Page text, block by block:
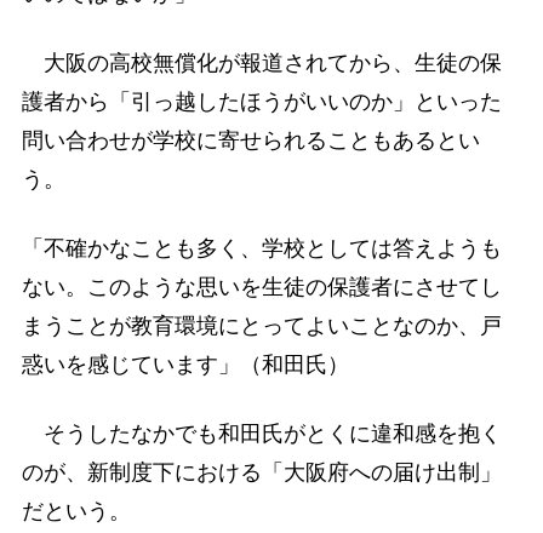
大阪の高校無償化が報道されてから、生徒の保
護者から「引っ越したほうがいいのか」といった
問い合わせが学校に寄せられることもあるとい
う。
「不確かなことも多く、学校としては答えようも
ない。このような思いを生徒の保護者にさせてし
まうことが教育環境にとってよいことなのか、戸
惑いを感じています」（和田氏）
そうしたなかでも和田氏がとくに違和感を抱く
のが、新制度下における「大阪府への届け出制」
だという。